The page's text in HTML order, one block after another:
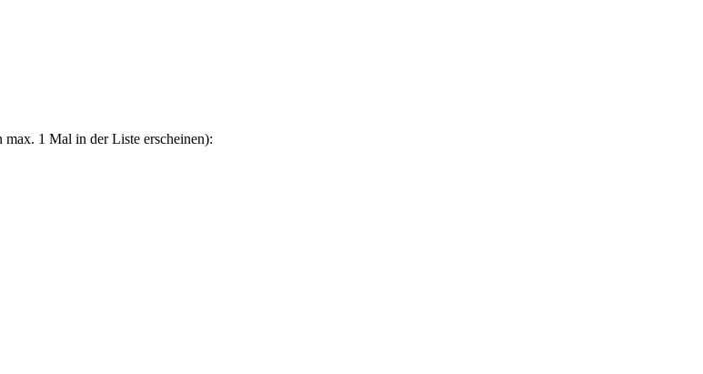
max. 1 Mal in der Liste erscheinen):